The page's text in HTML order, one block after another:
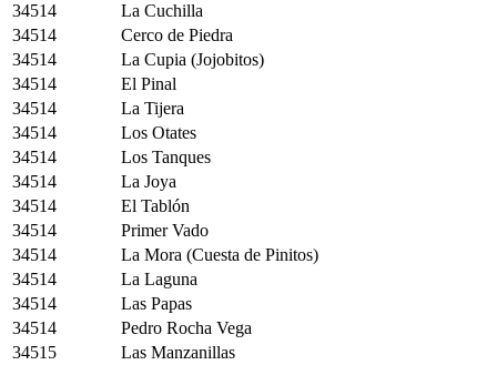
34514
La Cuchilla
34514
Cerco de Piedra
34514
La Cupia (Jojobitos)
34514
El Pinal
34514
La Tijera
34514
Los Otates
34514
Los Tanques
34514
La Joya
34514
El Tablón
34514
Primer Vado
34514
La Mora (Cuesta de Pinitos)
34514
La Laguna
34514
Las Papas
34514
Pedro Rocha Vega
34515
Las Manzanillas